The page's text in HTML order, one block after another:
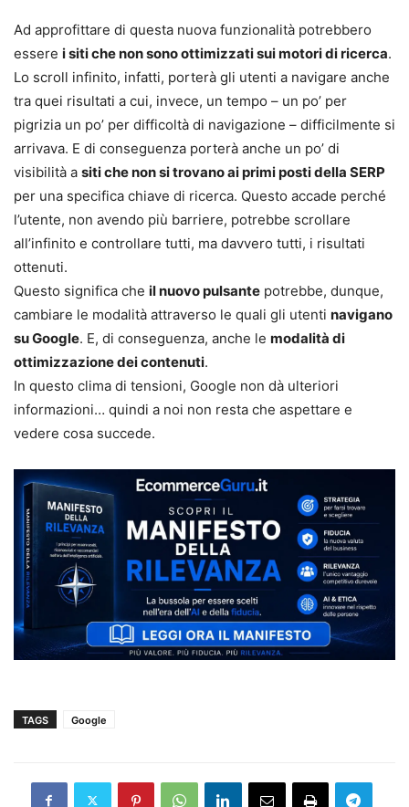
Ad approfittare di questa nuova funzionalità potrebbero
essere i siti che non sono ottimizzati sui motori di ricerca.
Lo scroll infinito, infatti, porterà gli utenti a navigare anche
tra quei risultati a cui, invece, un tempo – un po’ per
pigrizia un po’ per difficoltà di navigazione – difficilmente si
arrivava. E di conseguenza porterà anche un po’ di
visibilità a siti che non si trovano ai primi posti della SERP
per una specifica chiave di ricerca. Questo accade perché
l’utente, non avendo più barriere, potrebbe scrollare
all’infinito e controllare tutti, ma davvero tutti, i risultati
ottenuti.
Questo significa che il nuovo pulsante potrebbe, dunque,
cambiare le modalità attraverso le quali gli utenti navigano
su Google. E, di conseguenza, anche le modalità di
ottimizzazione dei contenuti.
In questo clima di tensioni, Google non dà ulteriori
informazioni… quindi a noi non resta che aspettare e
vedere cosa succede.
TAGS Google